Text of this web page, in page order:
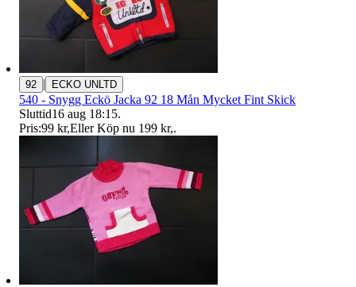
92 | ECKO UNLTD
540 - Snygg Eckö Jacka 92 18 Mån Mycket Fint Skick
Sluttid16 aug 18:15.
Pris:99 kr,Eller Köp nu 199 kr,.